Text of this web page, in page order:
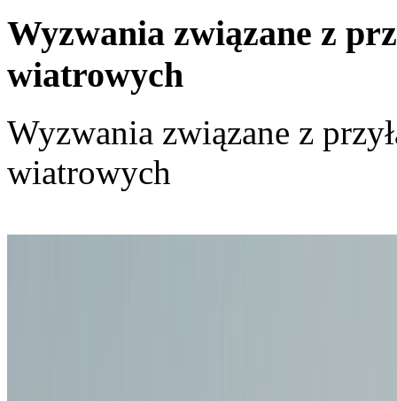
Wyzwania związane z
wiatrowych
Wyzwania związane z
wiatrowych